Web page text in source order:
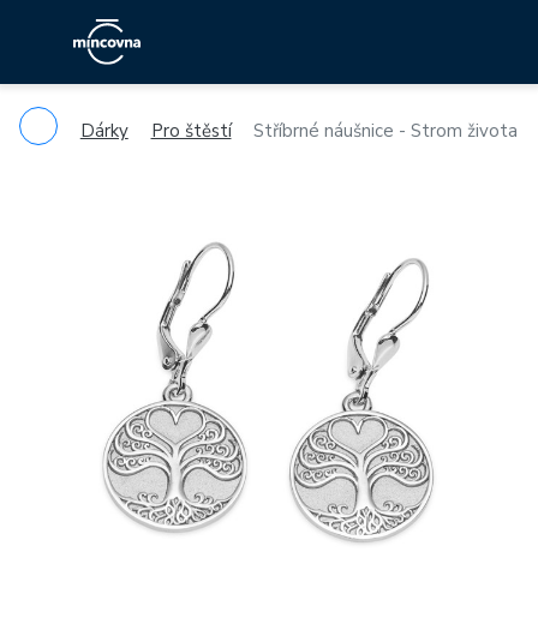
Dárky Pro štěstí Stříbrné náušnice - Strom života